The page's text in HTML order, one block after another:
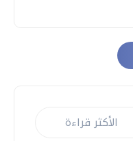
الأكثر قراءة